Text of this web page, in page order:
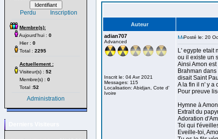
Perdu Inscription
Membre(s):
Aujourd'hui : 0
Hier : 0
Total : 2295
Actuellement :
Visiteur(s) : 52
Membre(s) : 0
Total :52
Administration
Auteur
adian707
Advanced
Inscrit le: 04 Avr 2021
Messages: 115
Localisation: Abidjan, Cote d'
Ivoire
Posté le: 20
L' egypte etait
ou il existe un
Ainsi Amon
Brahman
disait Saint
A la fin il n' y a
Pour preuve
Hymne à Amon
Extrait du
Adoration
Toi qui
Eveille-toi,